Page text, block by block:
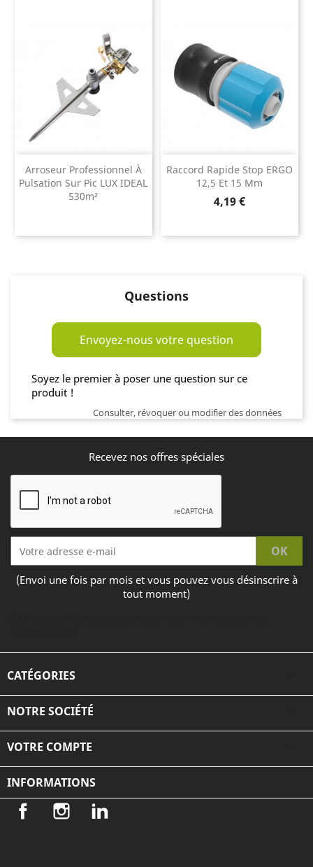
Arroseur Professionnel À
Pulsation Sur Pic LUX IDEAL
530m²
Raccord Rapide Stop ERGO
12,5 Et 15 Mm
Prix
4,19 €
Questions
Envoyez-nous votre question
Soyez le premier à poser une question sur ce
produit !
Consulter, révoquer ou modifier des données
Recevez nos offres spéciales
(Envoi une fois par mois et vous pouvez vous désinscrire à
tout moment)
CATÉGORIES
NOTRE SOCIÉTÉ
VOTRE COMPTE
INFORMATIONS
Facebook Instagram